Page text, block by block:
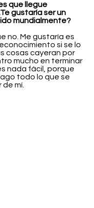
que llegue
gustaría ser un
mundialmente?
no. Me gustaría es
si se lo
cosas cayeran por
mucho en terminar
nada fácil, porque
todo lo que se
de mí.